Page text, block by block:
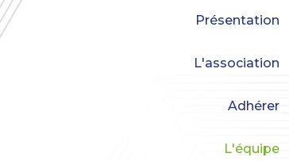
NavigationPrésentation
L'association
Adhérer
L'équipe